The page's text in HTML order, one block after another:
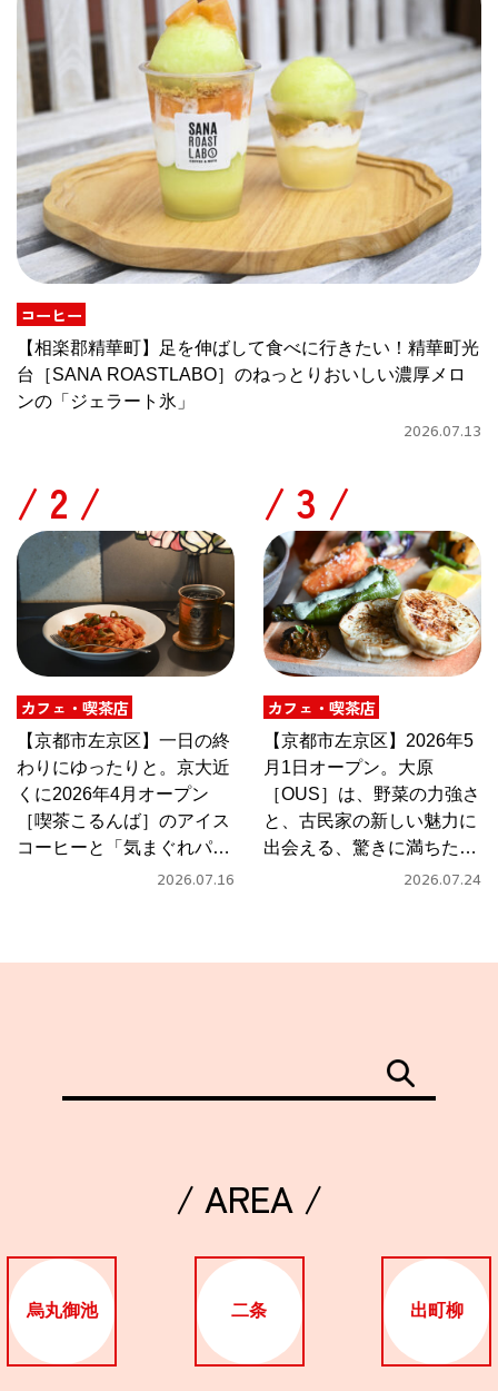
コーヒー
【相楽郡精華町】足を伸ばして食べに行きたい！精華町光
台［SANA ROASTLABO］のねっとりおいしい濃厚メロ
ンの「ジェラート氷」
2026.07.13
/
カフェ・喫茶店
【京都市左京区】一日の終
わりにゆったりと。京大近
くに2026年4月オープン
［喫茶こるんば］のアイス
コーヒーと「気まぐれパス
2026.07.16
/
カフェ・喫茶店
【京都市左京区】2026年5
月1日オープン。大原
［OUS］は、野菜の力強さ
と、古民家の新しい魅力に
出会える、驚きに満ちたカ
2026.07.24
/ AREA /
烏丸御池 二条 出町柳